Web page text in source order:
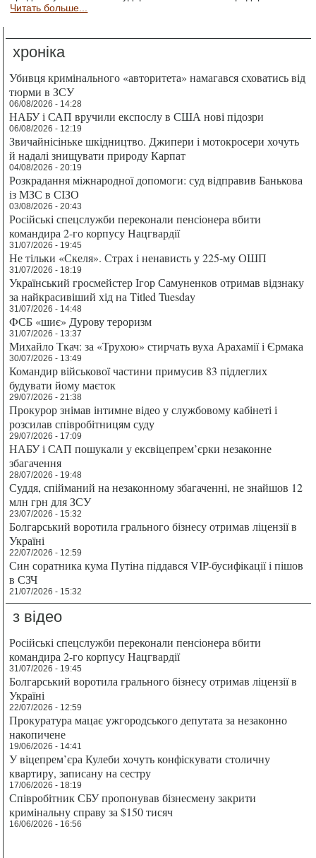
Читать больше...
хроніка
Убивця кримінального «авторитета» намагався сховатись від
тюрми в ЗСУ
06/08/2026 - 14:28
НАБУ і САП вручили експослу в США нові підозри
06/08/2026 - 12:19
Звичайнісіньке шкідництво. Джипери і мотокросери хочуть
й надалі знищувати природу Карпат
04/08/2026 - 20:19
Розкрадання міжнародної допомоги: суд відправив Банькова
із МЗС в СІЗО
03/08/2026 - 20:43
Російські спецслужби переконали пенсіонера вбити
командира 2-го корпусу Нацгвардії
31/07/2026 - 19:45
Не тільки «Скеля». Страх і ненависть у 225-му ОШП
31/07/2026 - 18:19
Український гросмейстер Ігор Самуненков отримав відзнаку
за найкрасивіший хід на Titled Tuesday
31/07/2026 - 14:48
ФСБ «шиє» Дурову тероризм
31/07/2026 - 13:37
Михайло Ткач: за «Трухою» стирчать вуха Арахамії і Єрмака
30/07/2026 - 13:49
Командир військової частини примусив 83 підлеглих
будувати йому маєток
29/07/2026 - 21:38
Прокурор знімав інтимне відео у службовому кабінеті і
розсилав співробітницям суду
29/07/2026 - 17:09
НАБУ і САП пошукали у ексвіцепрем’єрки незаконне
збагачення
28/07/2026 - 19:48
Суддя, спійманий на незаконному збагаченні, не знайшов 12
млн грн для ЗСУ
23/07/2026 - 15:32
Болгарський воротила грального бізнесу отримав ліцензії в
Україні
22/07/2026 - 12:59
Син соратника кума Путіна піддався VIP-бусифікації і пішов
в СЗЧ
21/07/2026 - 15:32
з відео
Російські спецслужби переконали пенсіонера вбити
командира 2-го корпусу Нацгвардії
31/07/2026 - 19:45
Болгарський воротила грального бізнесу отримав ліцензії в
Україні
22/07/2026 - 12:59
Прокуратура мацає ужгородського депутата за незаконно
накопичене
19/06/2026 - 14:41
У віцепрем’єра Кулеби хочуть конфіскувати столичну
квартиру, записану на сестру
17/06/2026 - 18:19
Співробітник СБУ пропонував бізнесмену закрити
кримінальну справу за $150 тисяч
16/06/2026 - 16:56